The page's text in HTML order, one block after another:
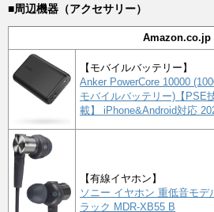
■周辺機器（アクセサリー）
Amazon.co.jp
【モバイルバッテリー】
Anker PowerCore 10000
モバイルバッテリー)【PSE
載】 iPhone&Android対応
【有線イヤホン】
ソニー イヤホン 重低音モ
ラック MDR-XB55 B